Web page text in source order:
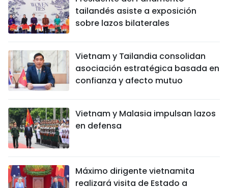
tailandés asiste a exposición
sobre lazos bilaterales
Vietnam y Tailandia consolidan
asociación estratégica basada en
confianza y afecto mutuo
Vietnam y Malasia impulsan lazos
en defensa
Máximo dirigente vietnamita
realizará visita de Estado a